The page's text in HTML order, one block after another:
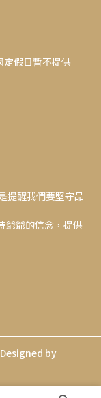
假日暫不提供
提醒我們要堅守品
爺爺的信念，提供
Designed by